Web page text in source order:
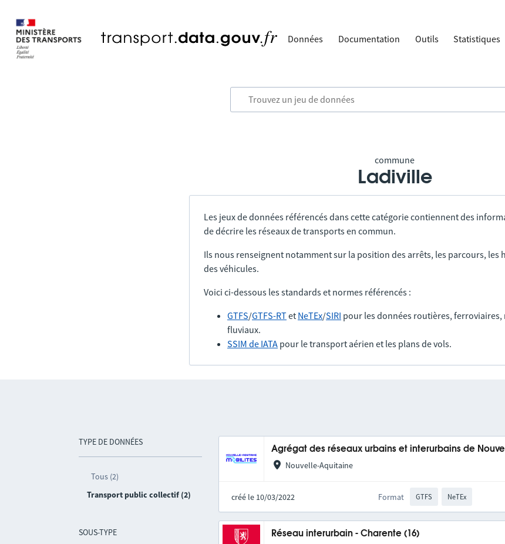
Données Documentation Outils Statistiques
commune
Ladiville
Les jeux de données référencés dans cette catégorie contiennent des
de décrire les réseaux de transports en commun.
Ils nous renseignent notamment sur la position des arrêts, les parcours, les
des véhicules.
Voici ci-dessous les standards et normes référencés :
GTFS/GTFS-RTet NeTEx/SIRI pour les données routières, ferroviaires,
fluviaux.
SSIM de IATA pour le transport aérien et les plans de vols.
TYPE DE DONNÉES
Tous (2)
Transport public collectif (2)
SOUS-TYPE
Agrégat des réseaux urbains et interurbains de
Nouvelle-Aquitaine
créé le 10/03/2022 Format GTFS NeTEx
Réseau interurbain - Charente (16)